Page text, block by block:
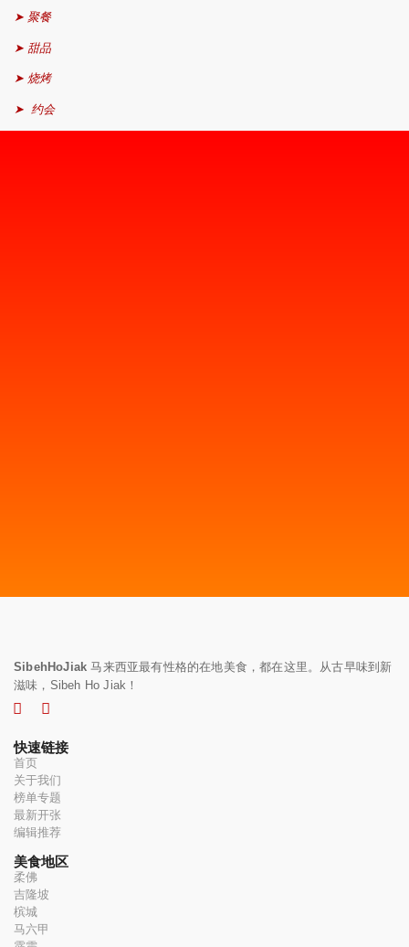
➤ 聚餐
➤ 甜品
➤ 烧烤
➤ 约会
SibehHoJiak 马来西亚最有性格的在地美食，都在这里。从古早味到新
滋味，Sibeh Ho Jiak！
快速链接
首页
关于我们
榜单专题
最新开张
编辑推荐
美食地区
柔佛
吉隆坡
槟城
马六甲